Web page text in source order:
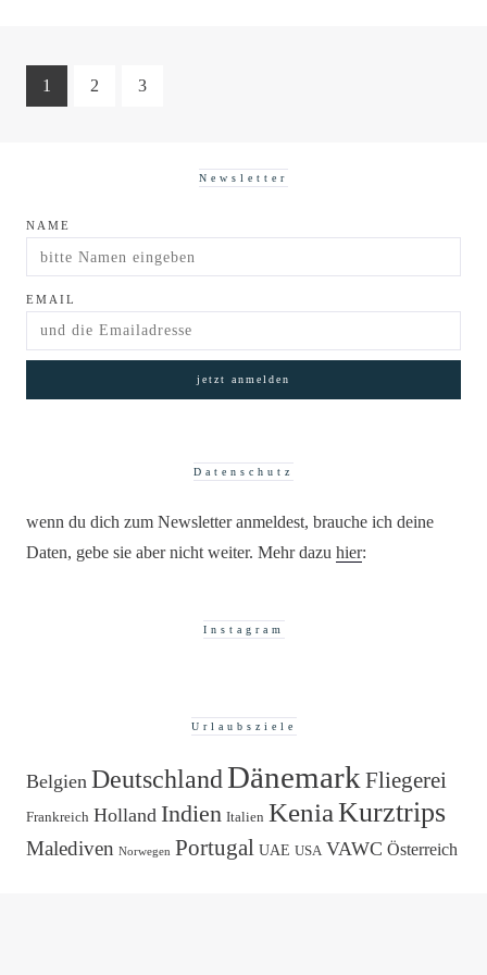
1 2 3
Newsletter
NAME
EMAIL
Datenschutz
wenn du dich zum Newsletter anmeldest, brauche ich deine
Daten, gebe sie aber nicht weiter. Mehr dazu hier:
Instagram
Urlaubsziele
Belgien DeutschlandDänemark Fliegerei
Frankreich Holland Indien Italien KeniaKurztrips
Malediven Norwegen Portugal UAE USA VAWC Österreich